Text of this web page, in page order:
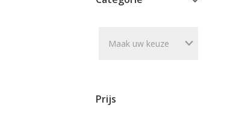
Maak uw keuze
Prijs